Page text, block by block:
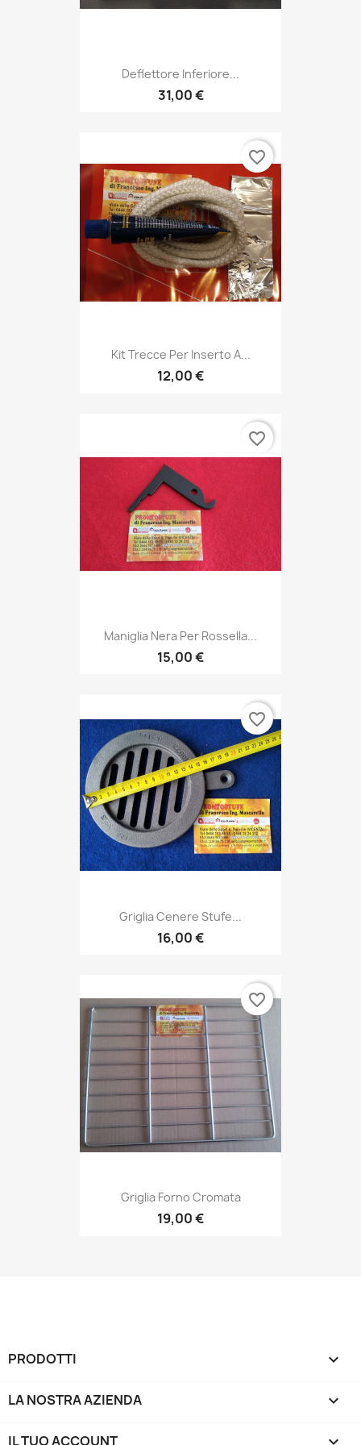
Deflettore Inferiore...
31,00 €
Kit Trecce Per Inserto A...
12,00 €
favorite_border
Maniglia Nera Per Rossella...
15,00 €
favorite_border
Griglia Cenere Stufe...
16,00 €
favorite_border
Griglia Forno Cromata
19,00 €
favorite_border
PRODOTTI 
LA NOSTRA AZIENDA 
IL TUO ACCOUNT